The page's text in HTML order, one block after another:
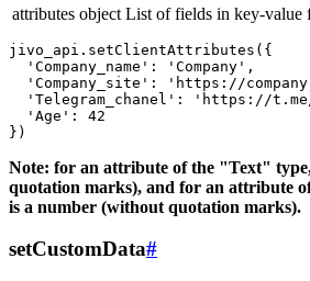
attributes object List of fields in key-value
jivo_api.setClientAttributes({
  'Company_name': 'Company',
'Company_site': 'https://
'Telegram_chanel': 'https://
  'Age': 42
Note: for an attribute of the "Text"
quotation marks), and for an attribute
is a number (without quotation marks).
setCustomData#